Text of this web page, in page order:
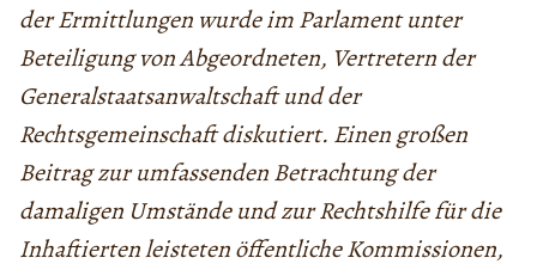
der Ermittlungen wurde im Parlament unter
Beteiligung von Abgeordneten, Vertretern der
Generalstaatsanwaltschaft und der
Rechtsgemeinschaft diskutiert. Einen großen
Beitrag zur umfassenden Betrachtung der
damaligen Umstände und zur Rechtshilfe für die
Inhaftierten leisteten öffentliche Kommissionen,